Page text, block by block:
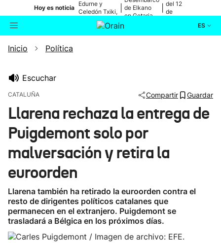
Hoy es noticia
Edurne y
Celedón Txiki,
en directo
de Elkano
en Getaria
del 12
de
ES
Buscador
Ikusmiran
Eguraldia
Inicio Política
Escuchar
CATALUÑA Compartir Guardar
Llarena rechaza la entrega de
Puigdemont solo por
malversación y retira la
euroorden
Llarena también ha retirado la euroorden contra el
resto de dirigentes políticos catalanes que
permanecen en el extranjero. Puigdemont se
trasladará a Bélgica en los próximos días.